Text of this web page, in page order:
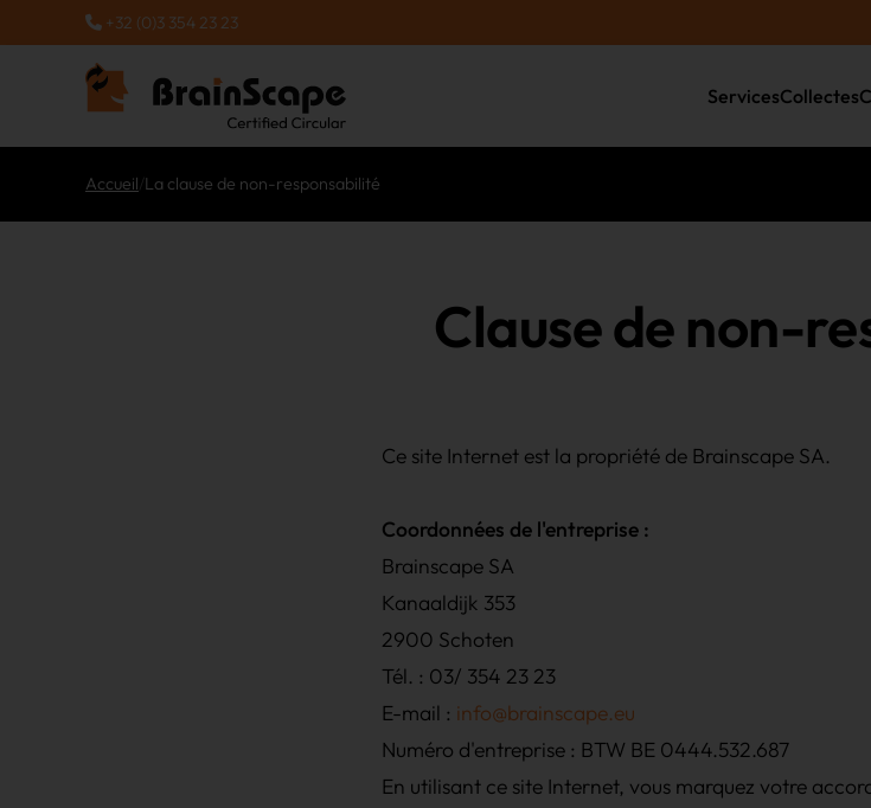
+32 (0)3 354 23 23
ServicesCollectes
Accueil La clause de non-responsabilité
Clause de non-
Ce site Internet est la propriété de Brainscape SA.
Coordonnées de l'entreprise :
Brainscape SA
Kanaaldijk 353
2900 Schoten
Tél. : 03/ 354 23 23
E-mail : info@brainscape.eu
Numéro d'entreprise : BTW BE 0444.532.687
En utilisant ce site Internet, vous marquez votre